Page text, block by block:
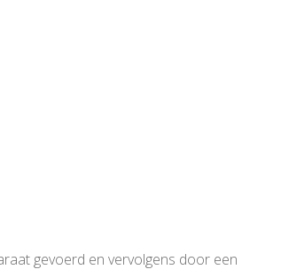
gevoerd en vervolgens door een